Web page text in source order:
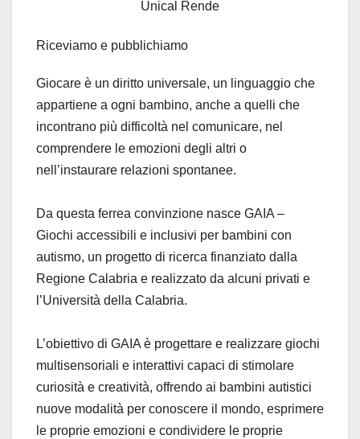
Unical Rende
Riceviamo e pubblichiamo
Giocare è un diritto universale, un linguaggio che
appartiene a ogni bambino, anche a quelli che
incontrano più difficoltà nel comunicare, nel
comprendere le emozioni degli altri o
nell’instaurare relazioni spontanee.
Da questa ferrea convinzione nasce GAIA –
Giochi accessibili e inclusivi per bambini con
autismo, un progetto di ricerca finanziato dalla
Regione Calabria e realizzato da alcuni privati e
l’Università della Calabria.
L’obiettivo di GAIA è progettare e realizzare giochi
multisensoriali e interattivi capaci di stimolare
curiosità e creatività, offrendo ai bambini autistici
nuove modalità per conoscere il mondo, esprimere
le proprie emozioni e condividere le proprie